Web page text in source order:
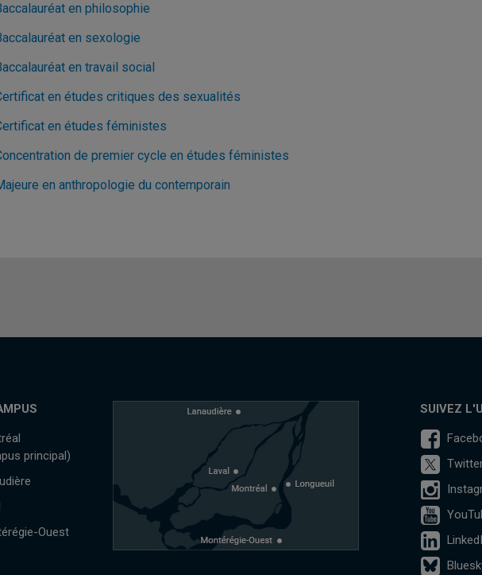
en philosophie
en sexologie
en travail social
en études critiques des sexualités
en études féministes
de premier cycle en études féministes
en anthropologie du contemporain
principal)
Ouest
SUIVEZ